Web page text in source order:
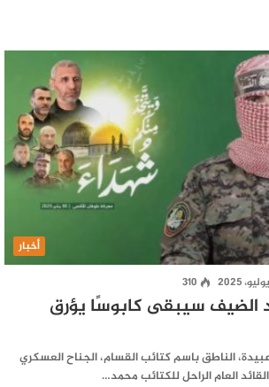
أخبار
310
الضيف سيبقى كابوسًا يؤرق
الناطق باسم كتائب القسام، الجناح العسكري
العام الراحل للكتائب محمد…